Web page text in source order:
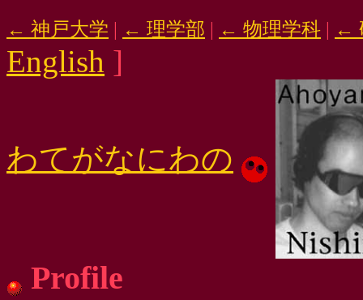
← 神戸大学 | ← 理学部 | ← 物理学科 | ←
English ]
わてがなにわの
Profile